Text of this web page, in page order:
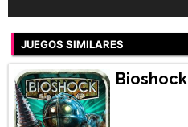
JUEGOS SIMILARES
Bioshock